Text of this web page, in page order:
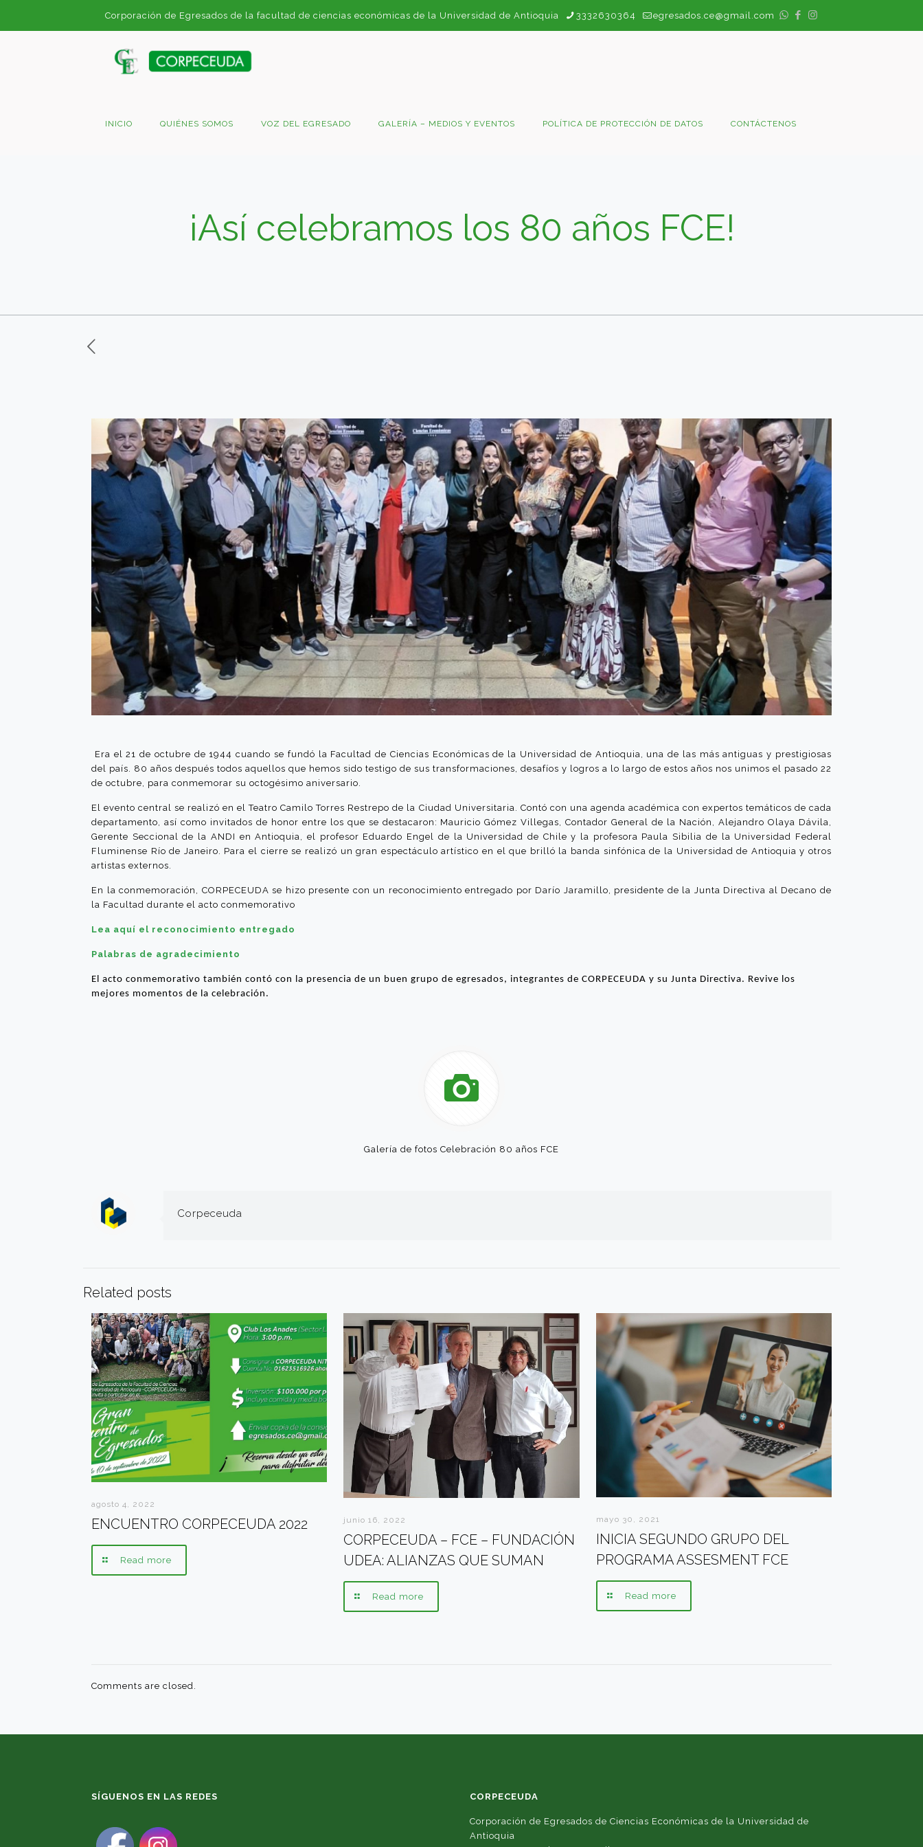
Corporación de Egresados de la facultad de ciencias económicas de la Universidad de Antioquia 3332630364 egresados.ce@gmail.com
INICIO QUIÉNES SOMOS VOZ DEL EGRESADO GALERÍA – MEDIOS Y EVENTOS POLÍTICA DE PROTECCIÓN DE DATOS CONTÁCTENOS
¡Así celebramos los 80 años FCE!
Era el 21 de octubre de 1944 cuando se fundó la Facultad de Ciencias Económicas de la Universidad de Antioquia, una de las más antiguas y prestigiosas
del país. 80 años después todos aquellos que hemos sido testigo de sus transformaciones, desafíos y logros a lo largo de estos años nos unimos el pasado 22
de octubre, para conmemorar su octogésimo aniversario.
El evento central se realizó en el Teatro Camilo Torres Restrepo de la Ciudad Universitaria. Contó con una agenda académica con expertos temáticos de cada
departamento, así como invitados de honor entre los que se destacaron: Mauricio Gómez Villegas, Contador General de la Nación, Alejandro Olaya Dávila,
Gerente Seccional de la ANDI en Antioquia, el profesor Eduardo Engel de la Universidad de Chile y la profesora Paula Sibilia de la Universidad Federal
Fluminense Río de Janeiro. Para el cierre se realizó un gran espectáculo artístico en el que brilló la banda sinfónica de la Universidad de Antioquia y otros
artistas externos.
En la conmemoración, CORPECEUDA se hizo presente con un reconocimiento entregado por Darío Jaramillo, presidente de la Junta Directiva al Decano de
la Facultad durante el acto conmemorativo
Lea aquí el reconocimiento entregado
Palabras de agradecimiento
El acto conmemorativo también contó con la presencia de un buen grupo de egresados, integrantes de CORPECEUDA y su Junta Directiva. Revive los
mejores momentos de la celebración.
Galería de fotos Celebración 80 años FCE
Corpeceuda
Related posts
agosto 4, 2022
ENCUENTRO CORPECEUDA 2022
Read more
junio 16, 2022
CORPECEUDA – FCE – FUNDACIÓN
UDEA: ALIANZAS QUE SUMAN
Read more
mayo 30, 2021
INICIA SEGUNDO GRUPO DEL
PROGRAMA ASSESMENT FCE
Read more
Comments are closed.
SÍGUENOS EN LAS REDES CORPECEUDA
Corporación de Egresados de Ciencias Económicas de la Universidad de
Antioquia